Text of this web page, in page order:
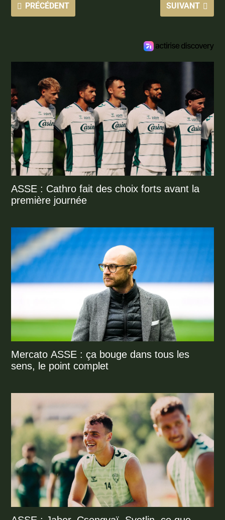
PRÉCÉDENT SUIVANT
ASSE : Cathro fait des choix forts avant la
première journée
Mercato ASSE : ça bouge dans tous les
sens, le point complet